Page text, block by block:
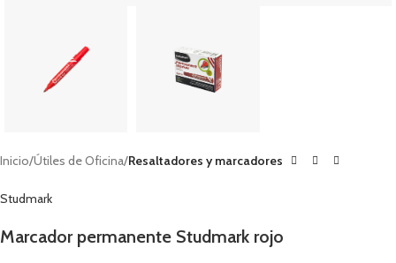
Inicio Útiles de Oficina Resaltadores y marcadores
Studmark
Marcador permanente Studmark rojo